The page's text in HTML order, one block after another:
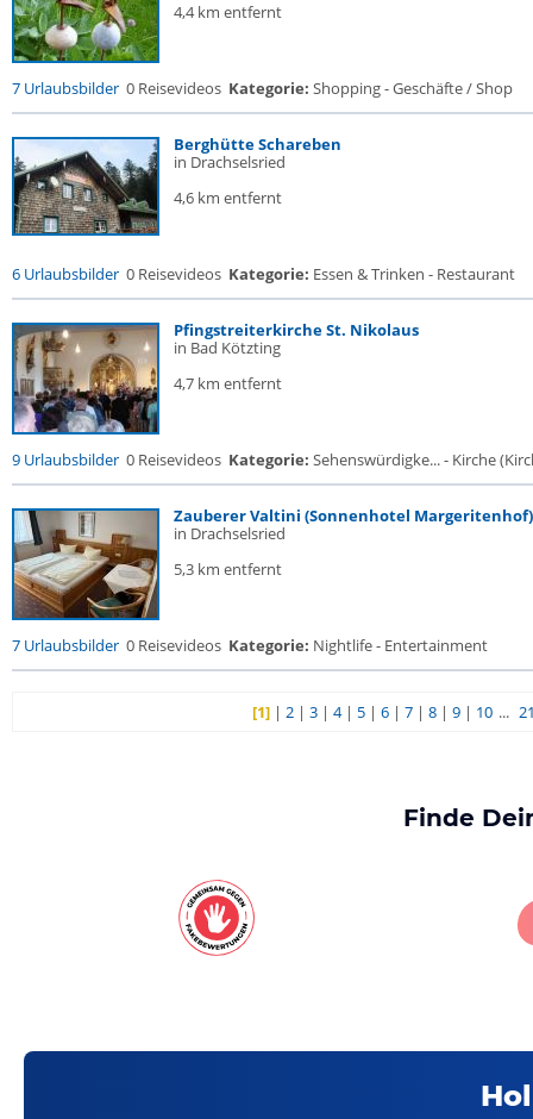
4,4 km entfernt
7 Urlaubsbilder 0 Reisevideos Kategorie: Shopping - Geschäfte / Shop
Berghütte Schareben
in Drachselsried
4,6 km entfernt
6 Urlaubsbilder 0 Reisevideos Kategorie: Essen & Trinken - Restaurant
Pfingstreiterkirche St. Nikolaus
in Bad Kötzting
4,7 km entfernt
9 Urlaubsbilder 0 Reisevideos Kategorie: Sehenswürdigke... - Kirche
Zauberer Valtini (Sonnenhotel Margeritenhof)
in Drachselsried
5,3 km entfernt
7 Urlaubsbilder 0 Reisevideos Kategorie: Nightlife - Entertainment
[1]| 2| 3| 4| 5| 6| 7| 8| 9| 10 ...
Finde